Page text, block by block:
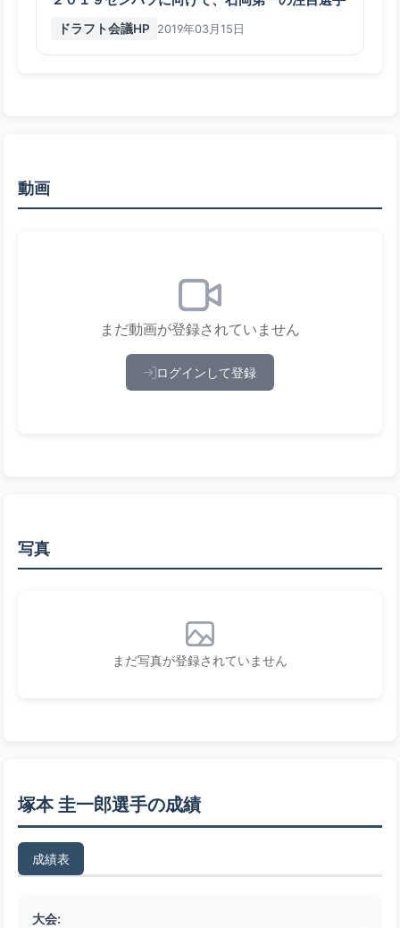
ドラフト会議HP 2019年03月15日
動画
まだ動画が登録されていません
ログインして登録
写真
まだ写真が登録されていません
塚本 圭一郎選手の成績
成績表
大会: